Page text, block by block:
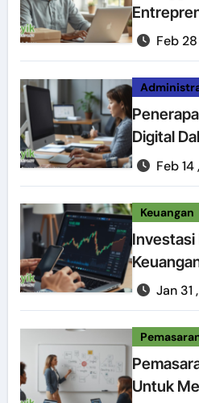
Digital
Feb
Digital
Feb
Keuangan
Investasi
Jan 31
Untuk